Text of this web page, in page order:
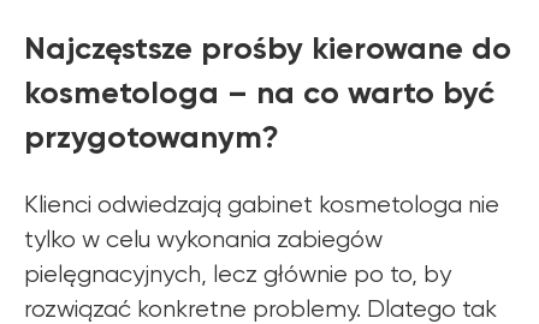
Najczęstsze prośby kierowane do
kosmetologa – na co warto być
przygotowanym?
Klienci odwiedzają gabinet kosmetologa nie
tylko w celu wykonania zabiegów
pielęgnacyjnych, lecz głównie po to, by
rozwiązać konkretne problemy. Dlatego tak